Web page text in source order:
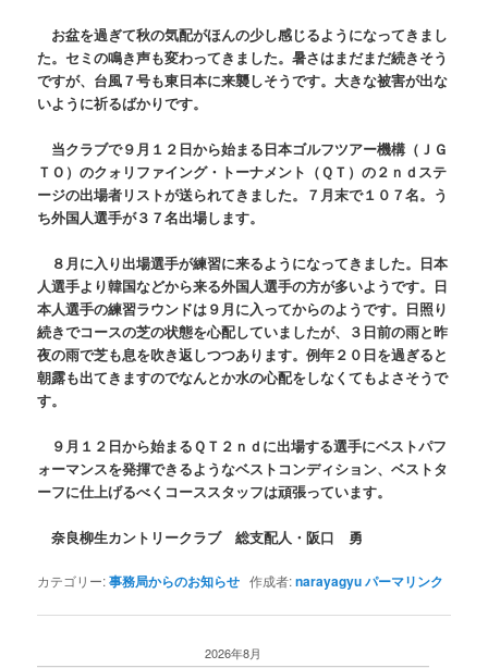
お盆を過ぎて秋の気配がほんの少し感じるようになってきまし
た。セミの鳴き声も変わってきました。暑さはまだまだ続きそう
ですが、台風７号も東日本に来襲しそうです。大きな被害が出な
いように祈るばかりです。
当クラブで９月１２日から始まる日本ゴルフツアー機構（ＪＧ
ＴＯ）のクォリファイング・トーナメント（ＱＴ）の２ｎｄステ
ージの出場者リストが送られてきました。７月末で１０７名。う
ち外国人選手が３７名出場します。
８月に入り出場選手が練習に来るようになってきました。日本
人選手より韓国などから来る外国人選手の方が多いようです。日
本人選手の練習ラウンドは９月に入ってからのようです。日照り
続きでコースの芝の状態を心配していましたが、３日前の雨と昨
夜の雨で芝も息を吹き返しつつあります。例年２０日を過ぎると
朝露も出てきますのでなんとか水の心配をしなくてもよさそうで
す。
９月１２日から始まるＱＴ２ｎｄに出場する選手にベストパフ
ォーマンスを発揮できるようなベストコンディション、ベストタ
ーフに仕上げるべくコーススタッフは頑張っています。
奈良柳生カントリークラブ 総支配人・阪口 勇
カテゴリー:事務局からのお知らせ 作成者:narayagyuパーマリンク
2026年8月